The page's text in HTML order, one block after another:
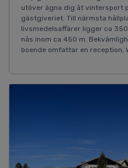
utöver ägna dig åt vintersport
gästgiveriet. Till närmsta
livsmedelsaffärer ligger ca
nås inom ca 450 m.
boende omfattar en reception,